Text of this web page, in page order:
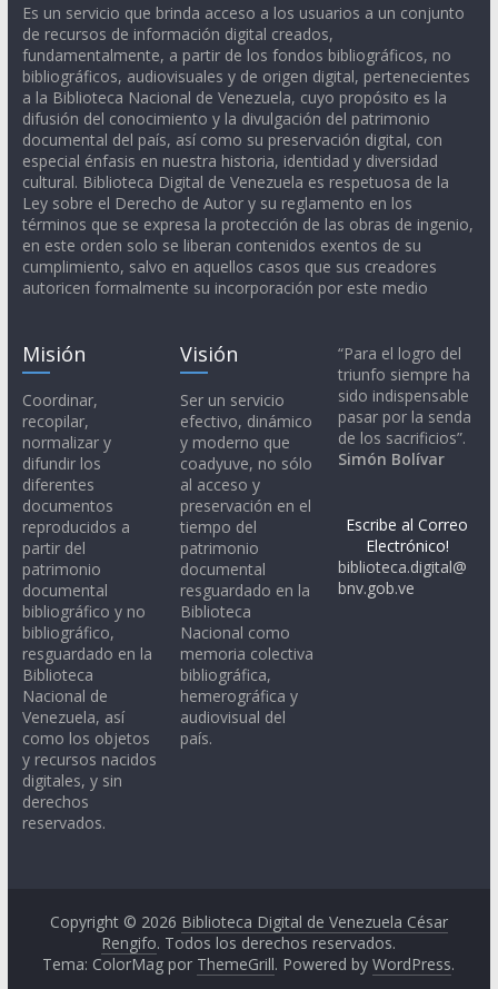
Es un servicio que brinda acceso a los usuarios a un conjunto
de recursos de información digital creados,
fundamentalmente, a partir de los fondos bibliográficos, no
bibliográficos, audiovisuales y de origen digital, pertenecientes
a la Biblioteca Nacional de Venezuela, cuyo propósito es la
difusión del conocimiento y la divulgación del patrimonio
documental del país, así como su preservación digital, con
especial énfasis en nuestra historia, identidad y diversidad
cultural. Biblioteca Digital de Venezuela es respetuosa de la
Ley sobre el Derecho de Autor y su reglamento en los
términos que se expresa la protección de las obras de ingenio,
en este orden solo se liberan contenidos exentos de su
cumplimiento, salvo en aquellos casos que sus creadores
autoricen formalmente su incorporación por este medio
Misión
Coordinar,
recopilar,
normalizar y
difundir los
diferentes
documentos
reproducidos a
partir del
patrimonio
documental
bibliográfico y no
bibliográfico,
resguardado en la
Biblioteca
Nacional de
Venezuela, así
como los objetos
y recursos nacidos
digitales, y sin
derechos
reservados.
Visión
Ser un servicio
efectivo, dinámico
y moderno que
coadyuve, no sólo
al acceso y
preservación en el
tiempo del
patrimonio
documental
resguardado en la
Biblioteca
Nacional como
memoria colectiva
bibliográfica,
hemerográfica y
audiovisual del
país.
“Para el logro del
triunfo siempre ha
sido indispensable
pasar por la senda
de los sacrificios”.
Simón Bolívar
Escribe al Correo
Electrónico!
biblioteca.digital@
bnv.gob.ve
Copyright © 2026 Biblioteca Digital de Venezuela César
Rengifo. Todos los derechos reservados.
Tema: ColorMag por ThemeGrill. Powered byWordPress.